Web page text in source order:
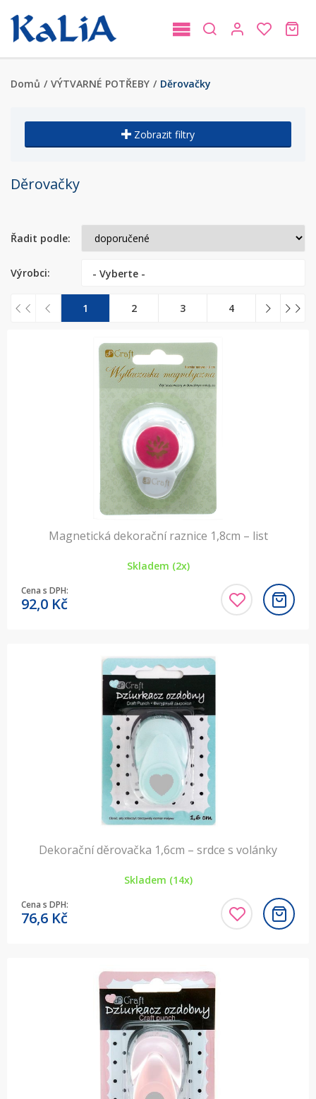
Domů / VÝTVARNÉ POTŘEBY / Děrovačky
Děrovačky
Řadit podle:
Výrobci: - Vyberte -
1 2 3 4
Magnetická dekorační raznice 1,8cm – list
Skladem (2x)
Cena s DPH:
92,0 Kč
Dekorační děrovačka 1,6cm – srdce s volánky
Skladem (14x)
Cena s DPH:
76,6 Kč
Zobrazit filtry